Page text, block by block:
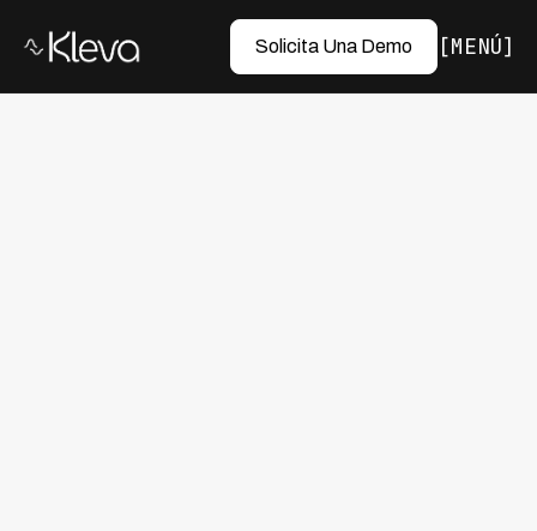
Solicita Una Demo MENÚ